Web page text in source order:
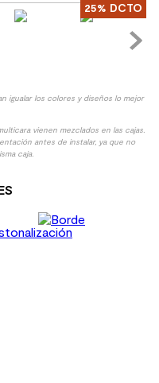
25% DCTO
igualar los colores y diseños lo mejor
vienen mezclados en las cajas.
antes de instalar, ya que no
caja.